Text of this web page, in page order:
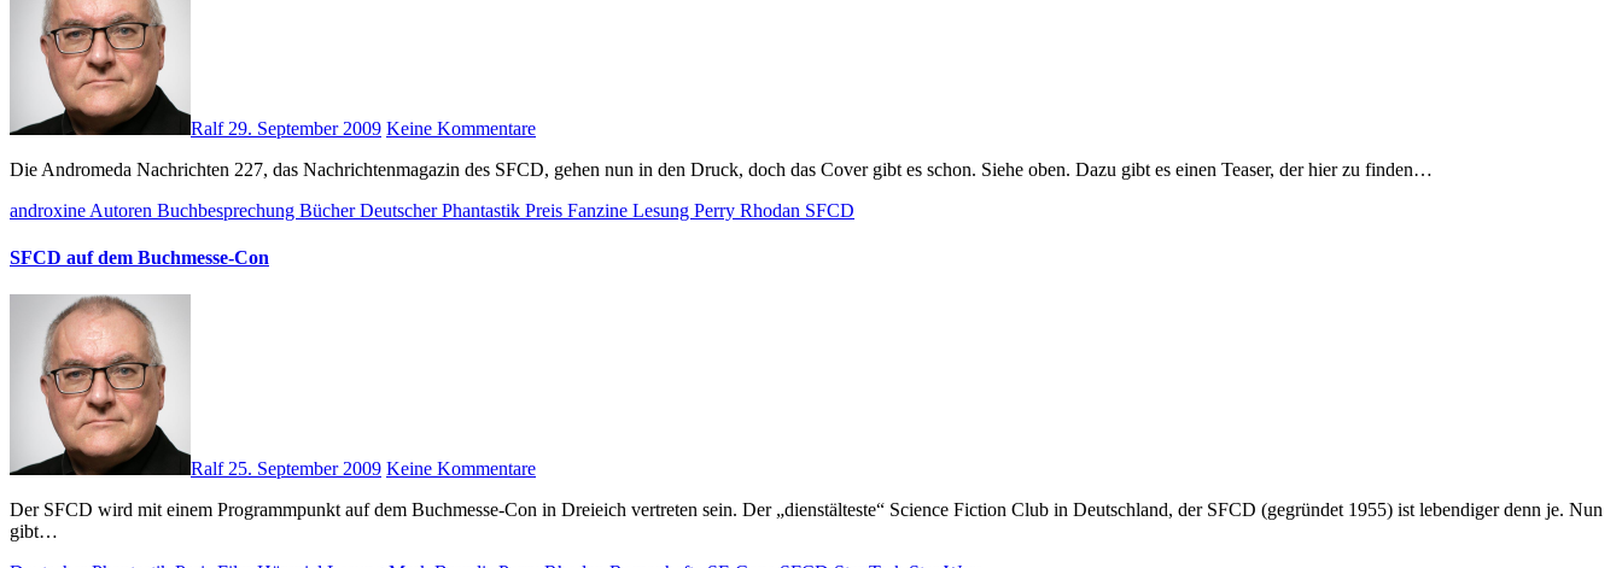
Ralf 29. September 2009 Keine Kommentare
Die Andromeda Nachrichten 227, das Nachrichtenmagazin des SFCD, gehen nun in den Druck, doch das Cover gibt es schon. Siehe oben. Dazu gibt es einen Teaser, der hier zu finden…
androxine Autoren Buchbesprechung BücherDeutscher Phantastik Preis Fanzine Lesung Perry Rhodan SFCD
SFCD auf dem Buchmesse-Con
Ralf 25. September 2009 Keine Kommentare
Der SFCD wird mit einem Programmpunkt auf dem Buchmesse-Con in Dreieich vertreten sein. Der „dienstälteste“ Science Fiction Club in Deutschland, der SFCD (gegründet 1955) ist lebendiger denn je. Nun
gibt…